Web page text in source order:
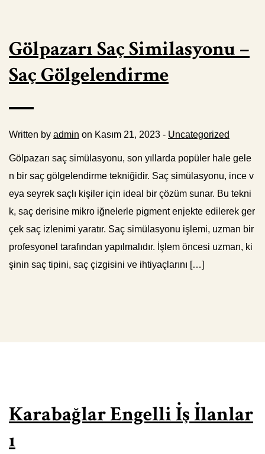
Gölpazarı Saç Similasyonu –
Saç Gölgelendirme
Written by admin on Kasım 21, 2023 - Uncategorized
Gölpazarı saç simülasyonu, son yıllarda popüler hale gele
n bir saç gölgelendirme tekniğidir. Saç simülasyonu, ince v
eya seyrek saçlı kişiler için ideal bir çözüm sunar. Bu tekni
k, saç derisine mikro iğnelerle pigment enjekte edilerek ger
çek saç izlenimi yaratır. Saç simülasyonu işlemi, uzman bir
profesyonel tarafından yapılmalıdır. İşlem öncesi uzman, ki
şinin saç tipini, saç çizgisini ve ihtiyaçlarını […]
Karabağlar Engelli İş İlanlar
ı